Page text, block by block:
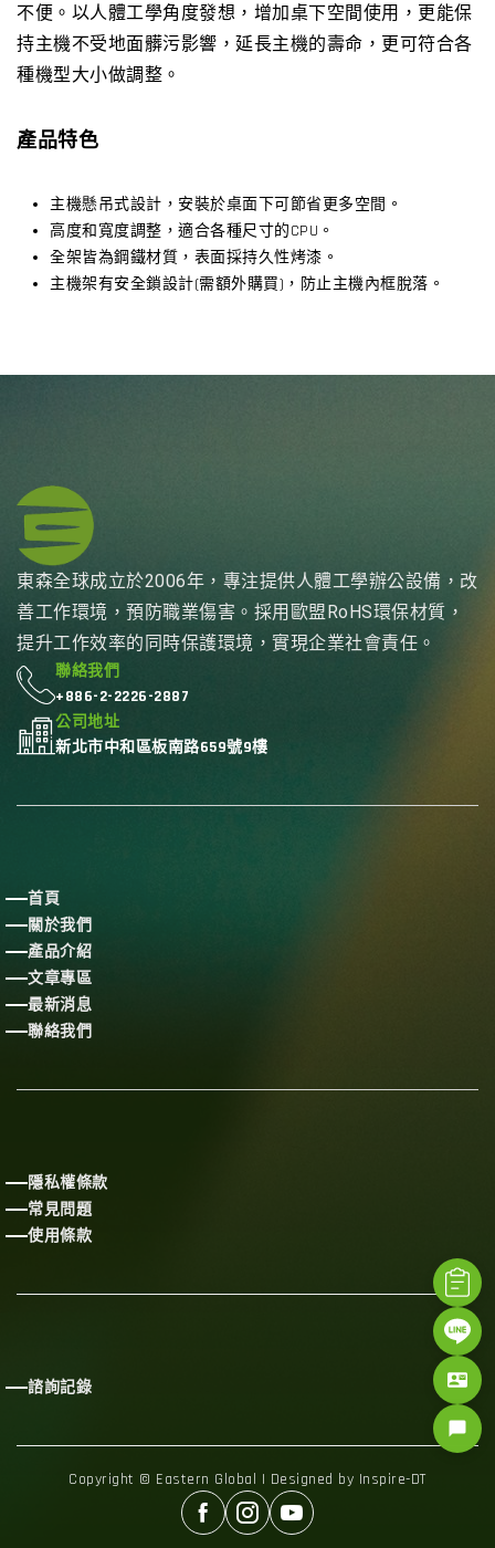
不便。以人體工學角度發想，增加桌下空間使用，更能保
持主機不受地面髒污影響，延長主機的壽命，更可符合各
種機型大小做調整。
產品特色
主機懸吊式設計，安裝於桌面下可節省更多空間。
高度和寬度調整，適合各種尺寸的CPU。
全架皆為鋼鐵材質，表面採持久性烤漆。
主機架有安全鎖設計(需額外購買)，防止主機內框脫落。
東森全球成立於2006年，專注提供人體工學辦公設備，改
善工作環境，預防職業傷害。採用歐盟RoHS環保材質，
提升工作效率的同時保護環境，實現企業社會責任。
聯絡我們
+886-2-2226-2887
公司地址
新北市中和區板南路659號9樓
首頁
關於我們
產品介紹
文章專區
最新消息
聯絡我們
隱私權條款
常見問題
使用條款
諮詢記錄
Copyright © Eastern Global | Designed by Inspire-DT
  
contact_mail
chat_bubble